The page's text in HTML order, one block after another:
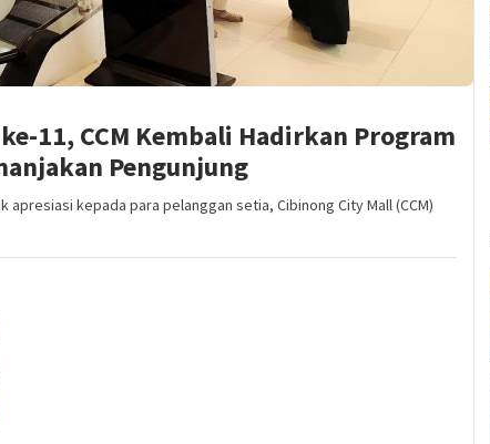
11, CCM Kembali Hadirkan Program
Pengunjung
apresiasi kepada para pelanggan setia, Cibinong City Mall (CCM)